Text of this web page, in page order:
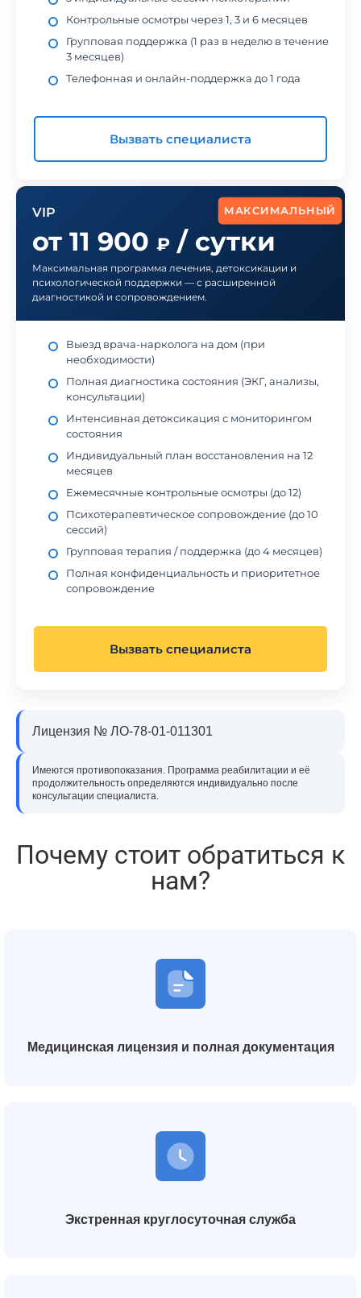
Контрольные осмотры через 1, 3 и 6 месяцев
Групповая поддержка (1 раз в неделю в течение
3 месяцев)
Телефонная и онлайн-поддержка до 1 года
Вызвать специалиста
МАКСИМАЛЬНЫЙ
VIP
от 11 900 ₽ / сутки
Максимальная программа лечения, детоксикации и
психологической поддержки — с расширенной
диагностикой и сопровождением.
Выезд врача-нарколога на дом (при
необходимости)
Полная диагностика состояния (ЭКГ, анализы,
консультации)
Интенсивная детоксикация с мониторингом
состояния
Индивидуальный план восстановления на 12
месяцев
Ежемесячные контрольные осмотры (до 12)
Психотерапевтическое сопровождение (до 10
сессий)
Групповая терапия / поддержка (до 4 месяцев)
Полная конфиденциальность и приоритетное
сопровождение
Вызвать специалиста
Лицензия № ЛО-78-01-011301
Имеются противопоказания. Программа реабилитации и её
продолжительность определяются индивидуально после
консультации специалиста.
Почему стоит обратиться к
нам?
Медицинская лицензия и полная документация
Экстренная круглосуточная служба